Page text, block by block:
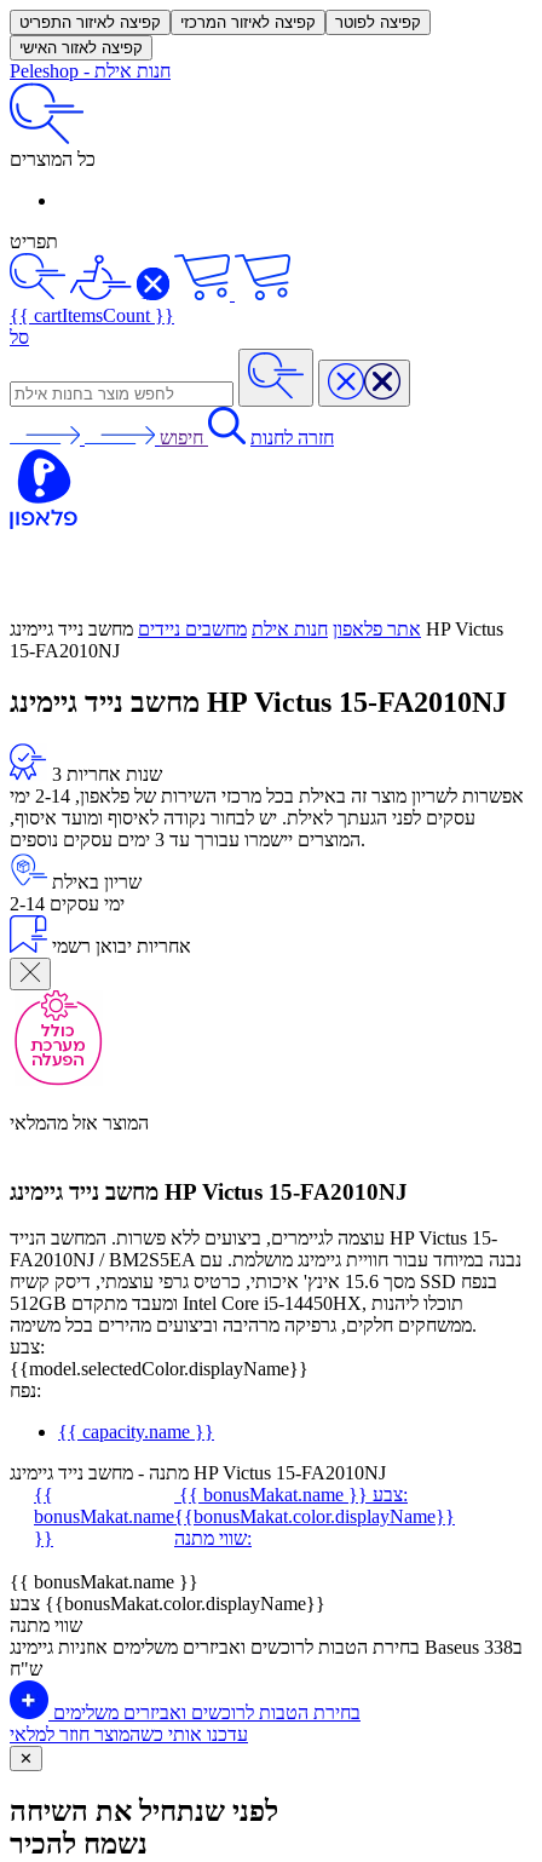
קפיצה לאיזור התפריט קפיצה לאיזור המרכזי
קפיצה לפוטר
קפיצה לאזור האישי
Peleshop - חנות אילת
כל המוצרים
תפריט
{{ cartItemsCount }}
סל
חזרה לחנות חיפוש
אתר פלאפון חנות אילת מחשבים ניידים מחשב נייד גיימינג HP Victus
15-FA2010NJ
מחשב נייד גיימינג HP Victus 15-FA2010NJ
3 שנות אחריות
אפשרות לשריון מוצר זה באילת בכל מרכזי השירות של פלאפון, 2-14 ימי
עסקים לפני הגעתך לאילת. יש לבחור נקודה לאיסוף ומועד איסוף,
המוצרים יישמרו עבורך עד 3 ימים עסקים נוספים.
שריון באילת
2-14 ימי עסקים
אחריות יבואן רשמי
המוצר אזל מהמלאי
מחשב נייד גיימינג HP Victus 15-FA2010NJ
עוצמה לגיימרים, ביצועים ללא פשרות. המחשב הנייד HP Victus 15-
FA2010NJ / BM2S5EA נבנה במיוחד עבור חוויית גיימינג מושלמת. עם
מסך 15.6 אינץ' איכותי, כרטיס גרפי עוצמתי, דיסק קשיח SSD בנפח
512GB ומעבד מתקדם Intel Core i5-14450HX, תוכלו ליהנות
ממשחקים חלקים, גרפיקה מרהיבה וביצועים מהירים בכל משימה.
צבע:
{{model.selectedColor.displayName}}
נפח:
{{ capacity.name }}
מתנה - מחשב נייד גיימינג HP Victus 15-FA2010NJ
{{
bonusMakat.name
}}
{{ bonusMakat.name }}
צבע:
{{bonusMakat.color.displayName}}
שווי מתנה:
{{ bonusMakat.name }}
צבע {{bonusMakat.color.displayName}}
שווי מתנה
בחירת הטבות לרוכשים ואביזרים משלימים אוזניות גיימינג Baseus ב338
ש"ח
בחירת הטבות לרוכשים ואביזרים משלימים
עדכנו אותי כשהמוצר חוזר למלאי
✕
לפני שנתחיל את השיחה
נשמח להכיר